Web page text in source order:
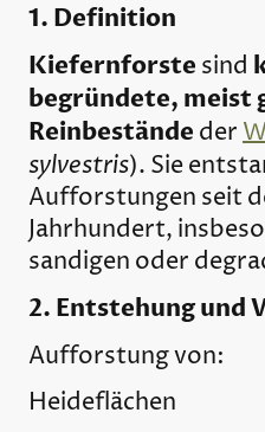
1. Definition
Kiefernforste sind
begründete, meist
Reinbestände der
sylvestris). Sie
Aufforstungen seit
Jahrhundert,
sandigen oder
2. Entstehung und
Aufforstung von:
Heideflächen